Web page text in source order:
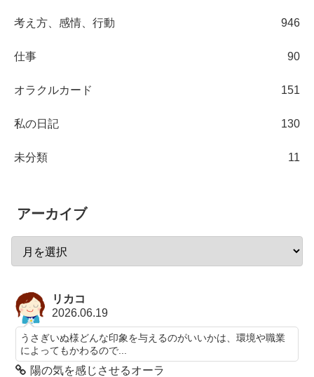
考え方、感情、行動 946
仕事 90
オラクルカード 151
私の日記 130
未分類 11
アーカイブ
リカコ
2026.06.19
うさぎいぬ様どんな印象を与えるのがいいかは、環境や職業
によってもかわるので...
陽の気を感じさせるオーラ